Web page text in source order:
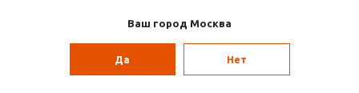
Ваш город Москва
Да Нет